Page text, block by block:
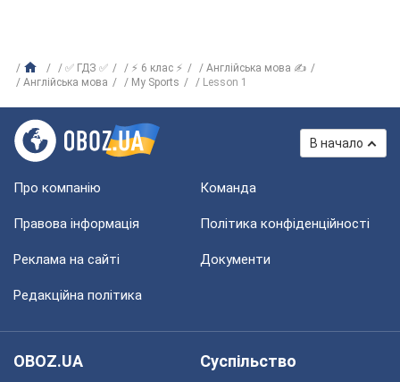
✅ ГДЗ ✅ ⚡ 6 клас ⚡
Англійська мова ✍
Англійська мова
My Sports Lesson 1
В начало
Про компанію Команда
Правова інформація Політика конфіденційності
Реклама на сайті Документи
Редакційна політика
OBOZ.UA
Суспільство